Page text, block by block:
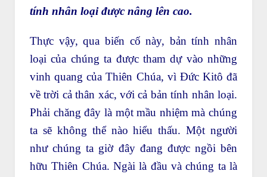
tính nhân loại được nâng lên cao.
Thực vậy, qua biến cố này, bản tính nhân
loại của chúng ta được tham dự vào những
vinh quang của Thiên Chúa, vì Đức Kitô đã
về trời cả thân xác, với cả bản tính nhân loại.
Phải chăng đây là một mầu nhiệm mà chúng
ta sẽ không thể nào hiểu thấu. Một người
như chúng ta giờ đây đang được ngồi bên
hữu Thiên Chúa. Ngài là đầu và chúng ta là